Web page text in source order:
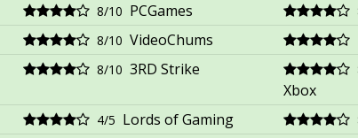
8/10 PCGames
8/10 VideoChums
8/10 3RD Strike
Xbox
4/5 Lords of Gaming